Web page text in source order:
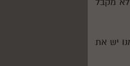
יש את